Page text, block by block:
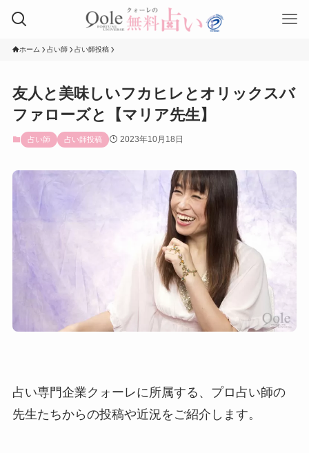
ホーム 占い師 占い師投稿
友人と美味しいフカヒレとオリックスバ
ファローズと【マリア先生】
占い師 占い師投稿 2023年10月18日
占い専門企業クォーレに所属する、プロ占い師の
先生たちからの投稿や近況をご紹介します。